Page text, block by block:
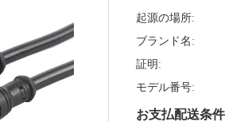
起源の場所:
ブランド名:
証明:
モデル番号:
お支払配送条